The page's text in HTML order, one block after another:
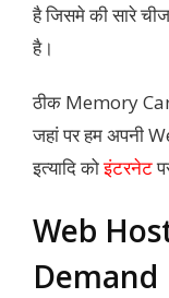
है जिसमे की सारे
है।
ठीक Memory
जहां पर हम अपनी
इत्यादि कोइंटरनेट
Web
Demand